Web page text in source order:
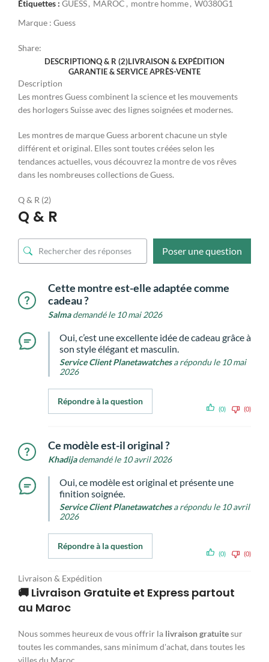
Étiquettes : GUESS, MAROC , montre homme, W0380G1
Marque : Guess
Share:
DESCRIPTIONQ & R (2)LIVRAISON & EXPÉDITION
GARANTIE & SERVICE APRÈS-VENTE
Description
Les montres Guess combinent la science et les mouvements
des horlogers Suisse avec des lignes soignées et modernes.
Les montres de marque Guess arborent chacune un style
différent et original. Elles sont toutes créées selon les
tendances actuelles, vous découvrez la montre de vos rêves
dans les nombreuses collections de Guess.
Q & R (2)
Q & R
Poser une question
Cette montre est-elle adaptée comme
cadeau ?
Salmademandé le 10 mai 2026
Oui, c’est une excellente idée de cadeau grâce à
son style élégant et masculin.
Service Client Planetawatchesa répondu le 10 mai
2026
Répondre à la question
(0) (0)
Ce modèle est-il original ?
Khadijademandé le 10 avril 2026
Oui, ce modèle est original et présente une
finition soignée.
Service Client Planetawatchesa répondu le 10 avril
2026
Répondre à la question
(0) (0)
Livraison & Expédition
🚚 Livraison Gratuite et Express partout
au Maroc
Nous sommes heureux de vous offrir la livraison gratuitesur
toutes les commandes, sans minimum d'achat, dans toutes les
villes du Maroc.